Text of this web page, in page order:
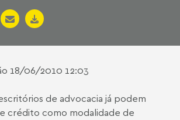
18/06/2010 12:03
de advocacia já podem
crédito como modalidade de